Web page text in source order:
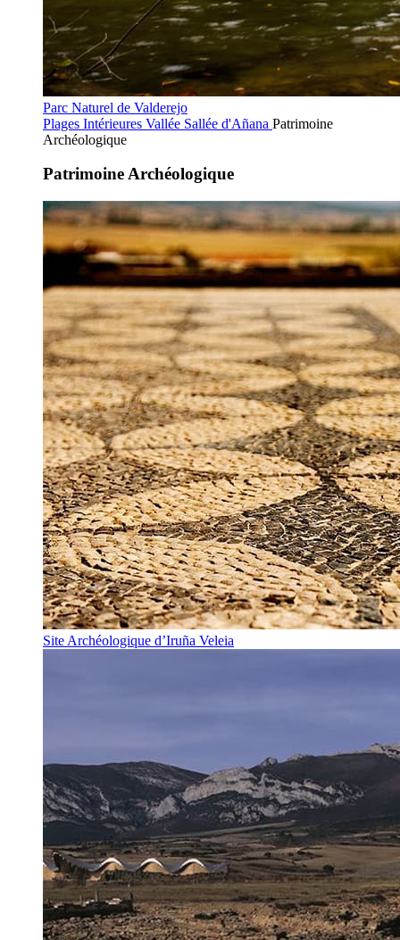
Parc Naturel de Valderejo
Plages Intérieures Vallée Sallée d'Añana Patrimoine
Archéologique
Patrimoine Archéologique
Site Archéologique d’Iruña Veleia